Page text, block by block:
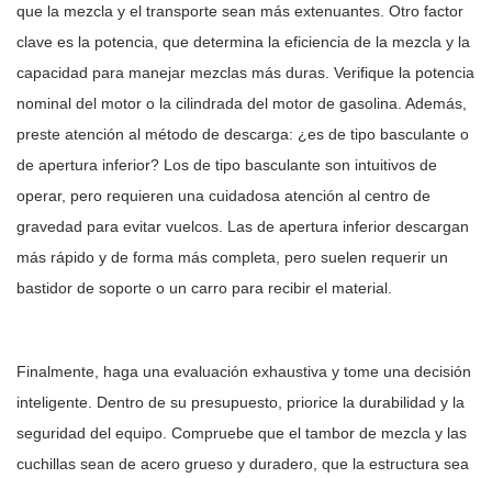
que la mezcla y el transporte sean más extenuantes. Otro factor
clave es la potencia, que determina la eficiencia de la mezcla y la
capacidad para manejar mezclas más duras. Verifique la potencia
nominal del motor o la cilindrada del motor de gasolina. Además,
preste atención al método de descarga: ¿es de tipo basculante o
de apertura inferior? Los de tipo basculante son intuitivos de
operar, pero requieren una cuidadosa atención al centro de
gravedad para evitar vuelcos. Las de apertura inferior descargan
más rápido y de forma más completa, pero suelen requerir un
bastidor de soporte o un carro para recibir el material.
Finalmente, haga una evaluación exhaustiva y tome una decisión
inteligente. Dentro de su presupuesto, priorice la durabilidad y la
seguridad del equipo. Compruebe que el tambor de mezcla y las
cuchillas sean de acero grueso y duradero, que la estructura sea